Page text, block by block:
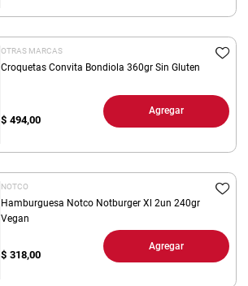
OTRAS MARCAS
Croquetas Convita Bondiola 360gr Sin Gluten
$ 494,00
Agregar
NOTCO
Hamburguesa Notco Notburger Xl 2un 240gr
Vegan
$ 318,00
Agregar